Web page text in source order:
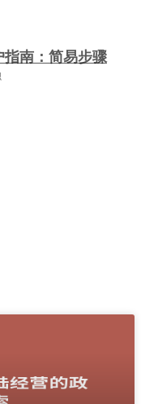
南：简易步骤